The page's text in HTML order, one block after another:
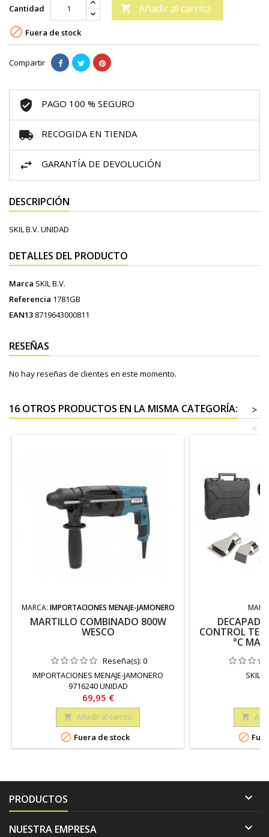
Cantidad  Añadir al carrito
 Fuera de stock
Compartir
PAGO 100 % SEGURO
RECOGIDA EN TIENDA
GARANTÍA DE DEVOLUCIÓN
DESCRIPCIÓN
SKIL B.V. UNIDAD
DETALLES DEL PRODUCTO
Marca SKIL B.V.
Referencia 1781GB
EAN13 8719643000811
RESEÑAS
No hay reseñas de clientes en este momento.
16 OTROS PRODUCTOS EN LA MISMA CATEGORÍA:
>
<
MARCA: IMPORTACIONES MENAJE-JAMONERO
MARTILLO COMBINADO 800W
WESCO
Reseña(s): 0
IMPORTACIONES MENAJE-JAMONERO
9716240 UNIDAD
Precio
69,95 €
 Añadir al carrito
 Fuera de stock
CONTROL
°C
SKIL


PRODUCTOS 
NUESTRA EMPRESA 